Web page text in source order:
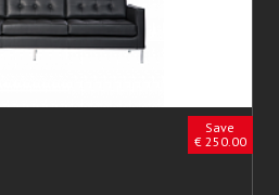
Save
€ 250.00